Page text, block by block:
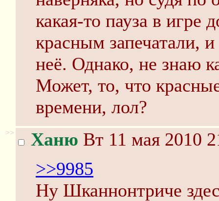
какая-то пауза в игре
красным запечатали,
неё. Однако, не знаю
Может, то, что
времени, лол?
>> Ханю Вт 11 мая 2010
>>9985
Ну Шканнонтриче